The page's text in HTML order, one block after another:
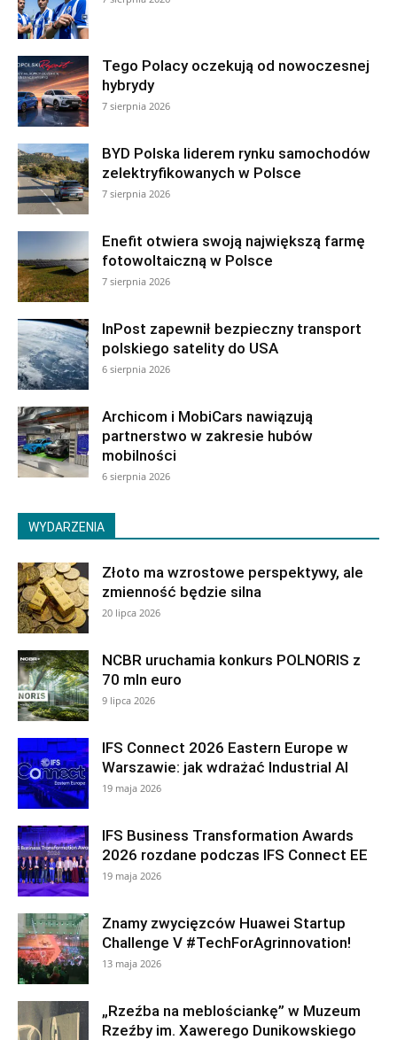
Tego Polacy oczekują od nowoczesnej
hybrydy
7 sierpnia 2026
BYD Polska liderem rynku samochodów
zelektryfikowanych w Polsce
7 sierpnia 2026
Enefit otwiera swoją największą farmę
fotowoltaiczną w Polsce
7 sierpnia 2026
InPost zapewnił bezpieczny transport
polskiego satelity do USA
6 sierpnia 2026
Archicom i MobiCars nawiązują
partnerstwo w zakresie hubów
mobilności
6 sierpnia 2026
WYDARZENIA
Złoto ma wzrostowe perspektywy, ale
zmienność będzie silna
20 lipca 2026
NCBR uruchamia konkurs POLNORIS z
70 mln euro
9 lipca 2026
IFS Connect 2026 Eastern Europe w
Warszawie: jak wdrażać Industrial AI
19 maja 2026
IFS Business Transformation Awards
2026 rozdane podczas IFS Connect EE
19 maja 2026
Znamy zwycięzców Huawei Startup
Challenge V #TechForAgrinnovation!
13 maja 2026
„Rzeźba na meblościankę” w Muzeum
Rzeźby im. Xawerego Dunikowskiego